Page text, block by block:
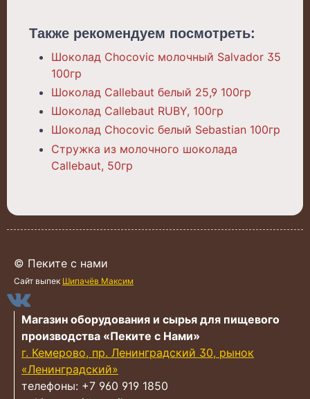
Также рекомендуем посмотреть:
Шоколад Chocovic молочный Salvador 35
100гр
Шоколад Callebaut белый 25,9 100гр
Шоколад Callebaut RUBY, 100гр
Шоколад Chocovic белый Sebastian 100гр
Стружка из молочного шоколада
Callebaut, 50гр
© Пеките с нами
Сайт выпек Шипачёв Максим
Магазин оборудования и сырья для пищевого
производства «Пеките с Нами»
г. Кемерово, пр. Ленинградский 30, рынок
«Ленинградский»
телефоны: +7 960 919 1850